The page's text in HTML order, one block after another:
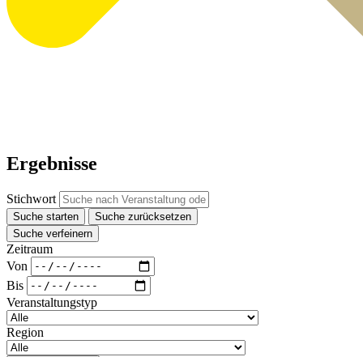
Ergebnisse
Stichwort
Suche starten
Suche zurücksetzen
Suche verfeinern
Zeitraum
Von
Bis
Veranstaltungstyp
Region